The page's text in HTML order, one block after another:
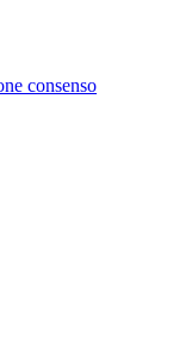
consenso